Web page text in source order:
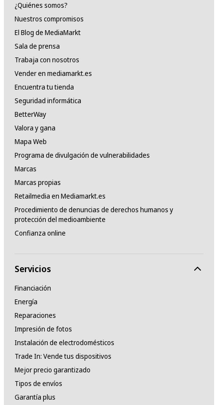
¿Quiénes somos?
Nuestros compromisos
El Blog de MediaMarkt
Sala de prensa
Trabaja con nosotros
Vender en mediamarkt.es
Encuentra tu tienda
Seguridad informática
BetterWay
Valora y gana
Mapa Web
Programa de divulgación de vulnerabilidades
Marcas
Marcas propias
Retailmedia en Mediamarkt.es
Procedimiento de denuncias de derechos humanos y
protección del medioambiente
Confianza online
Servicios
Financiación
Energía
Reparaciones
Impresión de fotos
Instalación de electrodomésticos
Trade In: Vende tus dispositivos
Mejor precio garantizado
Tipos de envíos
Garantía plus